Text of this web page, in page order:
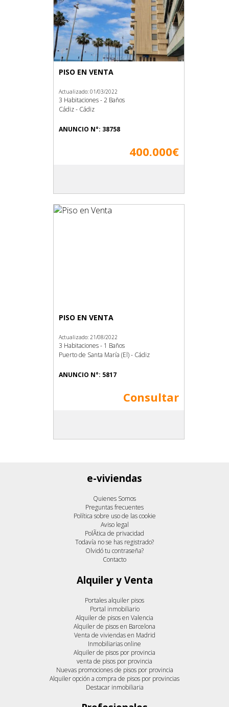
PISO EN VENTA
Actualizado: 01/03/2022
3 Habitaciones - 2 Baños
Cádiz - Cádiz
ANUNCIO N°: 38758
400.000€
PISO EN VENTA
Actualizado: 21/08/2022
3 Habitaciones - 1 Baños
Puerto de Santa María (El) - Cádiz
ANUNCIO N°: 5817
Consultar
e-viviendas
Quienes Somos
Preguntas frecuentes
Política sobre uso de las cookie
Aviso legal
PolÃ­tica de privacidad
Todavía no se has registrado?
Olvidó tu contraseña?
Contacto
Alquiler y Venta
Portales alquiler pisos
Portal inmobiliario
Alquiler de pisos en Valencia
Alquiler de pisos en Barcelona
Venta de viviendas en Madrid
Inmobiliarias online
Alquiler de pisos por provincia
venta de pisos por provincia
Nuevas promociones de pisos por provincia
Alquiler opción a compra de pisos por provincias
Destacar inmobiliaria